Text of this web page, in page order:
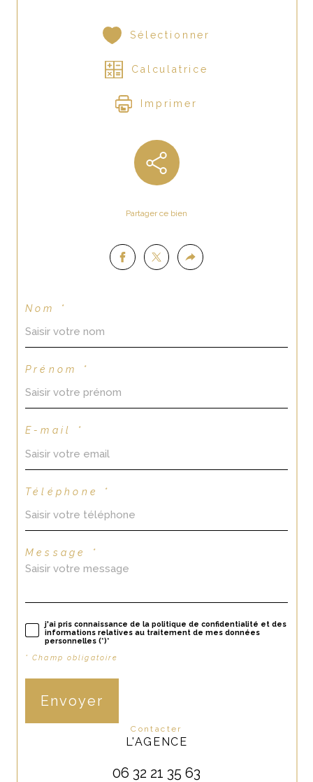
Sélectionner
Calculatrice
Imprimer
Partager ce bien
Nom *
Prénom *
E-mail *
Téléphone *
Message *
j'ai pris connaissance de la politique de confidentialité et des
informations relatives au traitement de mes données
personnelles (*)*
* Champ obligatoire
Envoyer
contacter
L'AGENCE
06 32 21 35 63